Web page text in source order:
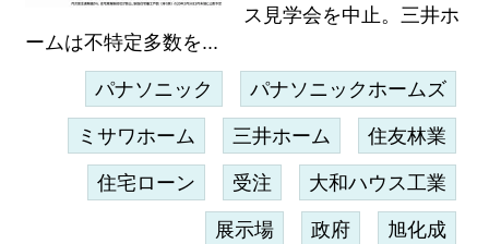
ス見学会を中止。三井ホ
ームは不特定多数を...
パナソニック パナソニックホームズ
ミサワホーム 三井ホーム 住友林業
住宅ローン 受注 大和ハウス工業
展示場 政府 旭化成